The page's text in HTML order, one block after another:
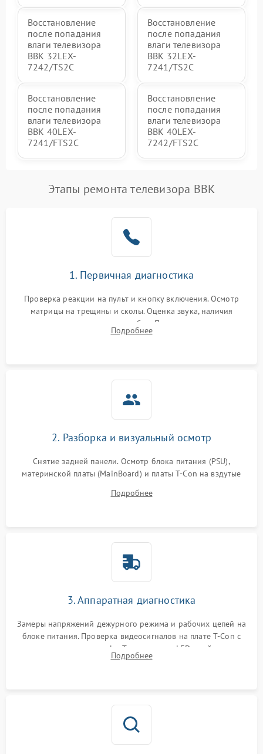
Восстановление
после попадания
влаги телевизора
BBK 32LEX-
7242/TS2C
Восстановление
после попадания
влаги телевизора
BBK 32LEX-
7241/TS2C
Восстановление
после попадания
влаги телевизора
BBK 40LEX-
7241/FTS2C
Восстановление
после попадания
влаги телевизора
BBK 40LEX-
7242/FTS2C
Этапы ремонта телевизора BBK
1. Первичная диагностика
Проверка реакции на пульт и кнопку включения. Осмотр
матрицы на трещины и сколы. Оценка звука, наличия
подсветки и индикаторов ошибок. Подключение тестовых
источников сигнала для выявления симптомов поломки.
Подробнее
2. Разборка и визуальный осмотр
Снятие задней панели. Осмотр блока питания (PSU),
материнской платы (MainBoard) и платы T-Con на вздутые
Проверка надежности фиксации и целостности шлейфов.
Подробнее
3. Аппаратная диагностика
Замеры напряжений дежурного режима и рабочих цепей на
блоке питания. Проверка видеосигналов на плате T-Con с
помощью осциллографа. Тестирование LED-драйвера и
светодиодных планок подсветки мультиметром.
Подробнее